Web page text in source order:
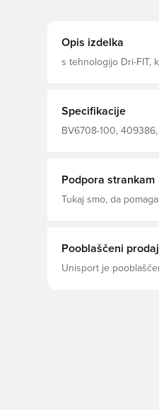
Opis izdelka
s tehnologijo Dri-FIT, ki
Specifikacije
BV6708-100,
Podpora strankam
Tukaj smo, da
Pooblaščeni
Unisport je